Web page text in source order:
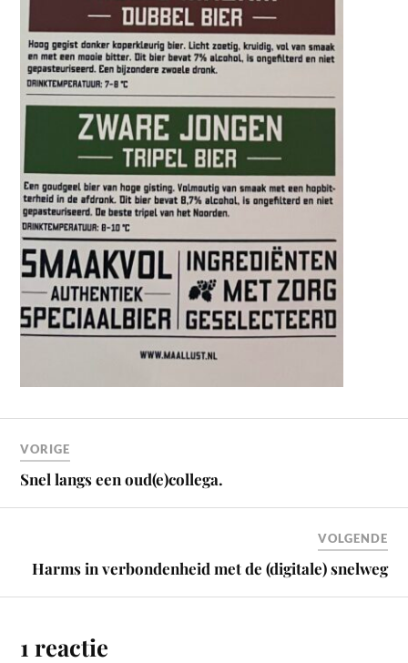
VORIGE
Snel langs een oud(e)collega.
VOLGENDE
Harms in verbondenheid met de (digitale) snelweg
1 reactie